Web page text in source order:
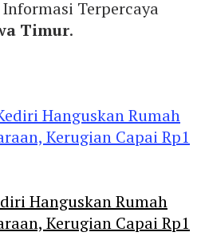
Terpercaya
Timur.
Hanguskan Rumah
Kerugian Capai Rp1